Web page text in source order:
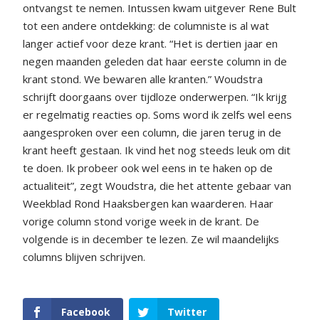
ontvangst te nemen. Intussen kwam uitgever Rene Bult
tot een andere ontdekking: de columniste is al wat
langer actief voor deze krant. “Het is dertien jaar en
negen maanden geleden dat haar eerste column in de
krant stond. We bewaren alle kranten.” Woudstra
schrijft doorgaans over tijdloze onderwerpen. “Ik krijg
er regelmatig reacties op. Soms word ik zelfs wel eens
aangesproken over een column, die jaren terug in de
krant heeft gestaan. Ik vind het nog steeds leuk om dit
te doen. Ik probeer ook wel eens in te haken op de
actualiteit”, zegt Woudstra, die het attente gebaar van
Weekblad Rond Haaksbergen kan waarderen. Haar
vorige column stond vorige week in de krant. De
volgende is in december te lezen. Ze wil maandelijks
columns blijven schrijven.
Facebook Twitter